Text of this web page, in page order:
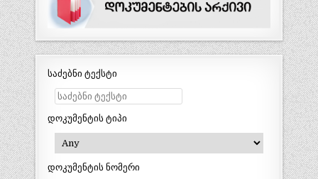
საძებნი ტექსტი
დოკუმენტის ტიპი
დოკუმენტის ნომერი